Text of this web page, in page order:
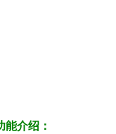
能介绍：